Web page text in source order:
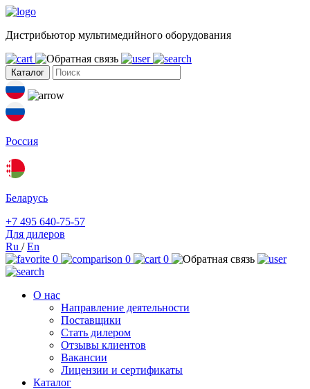
Дистрибьютор мультимедийного оборудования
Каталог
Россия
Беларусь
+7 495 640-75-57
Для дилеров
Ru /En
0
0 0
О нас
Направление деятельности
Поставщики
Стать дилером
Отзывы клиентов
Вакансии
Лицензии и сертификаты
Каталог